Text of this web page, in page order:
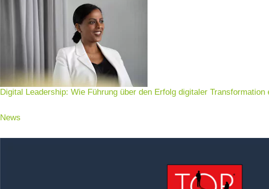
Digital Leadership: Wie Führung über den Erfolg digitaler Transformation
News